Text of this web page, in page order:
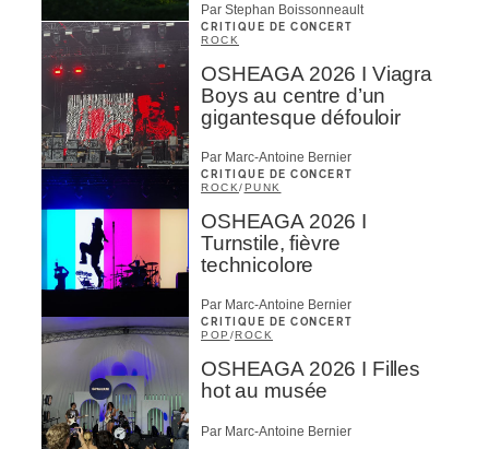
Par Stephan Boissonneault
CRITIQUE DE CONCERT
ROCK
OSHEAGA 2026 I Viagra
Boys au centre d’un
gigantesque défouloir
Par Marc-Antoine Bernier
CRITIQUE DE CONCERT
ROCK/PUNK
OSHEAGA 2026 I
Turnstile, fièvre
technicolore
Par Marc-Antoine Bernier
CRITIQUE DE CONCERT
POP /ROCK
OSHEAGA 2026 I Filles
hot au musée
Par Marc-Antoine Bernier